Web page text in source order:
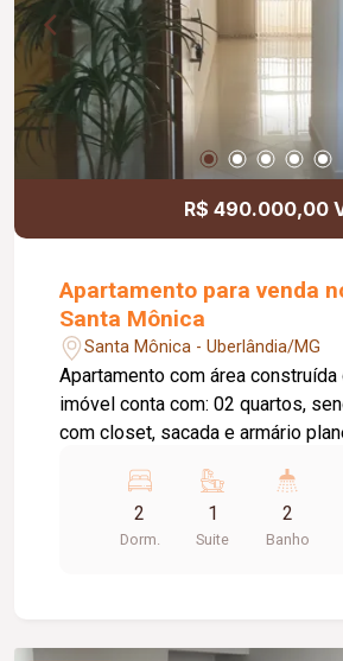
R$ 490.000,00
Apartamento para venda
Santa Mônica
Santa Mônica - Uberlândia/MG
Apartamento com área construída
imóvel conta com: 02 quartos,
com closet, sacada e armário
vagas de garagem sequenciais; Diferenciais:
Placa solar para os chuveiros; 02º
2
Dorm.
1
Suite
2
Banho